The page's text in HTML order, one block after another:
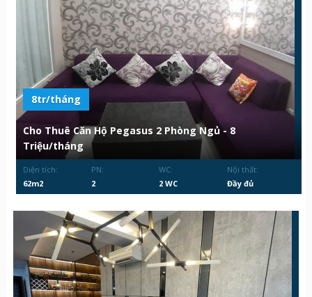
8tr/tháng
Cho Thuê Căn Hộ Pegasus 2 Phòng Ngủ - 8
Triệu/tháng
Diện tích:
62m2
PN:
2
WC:
2 WC
Nội thất:
Đầy đủ